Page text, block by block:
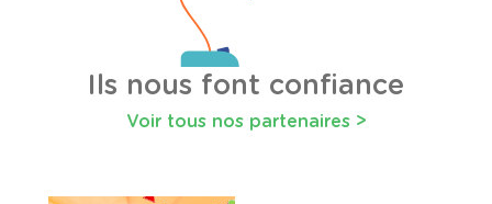
Ils nous font confiance
Voir tous nos partenaires >